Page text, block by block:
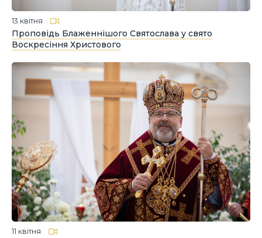
13 квітня
Проповідь Блаженнішого Святослава у свято
Воскресіння Христового
11 квітня